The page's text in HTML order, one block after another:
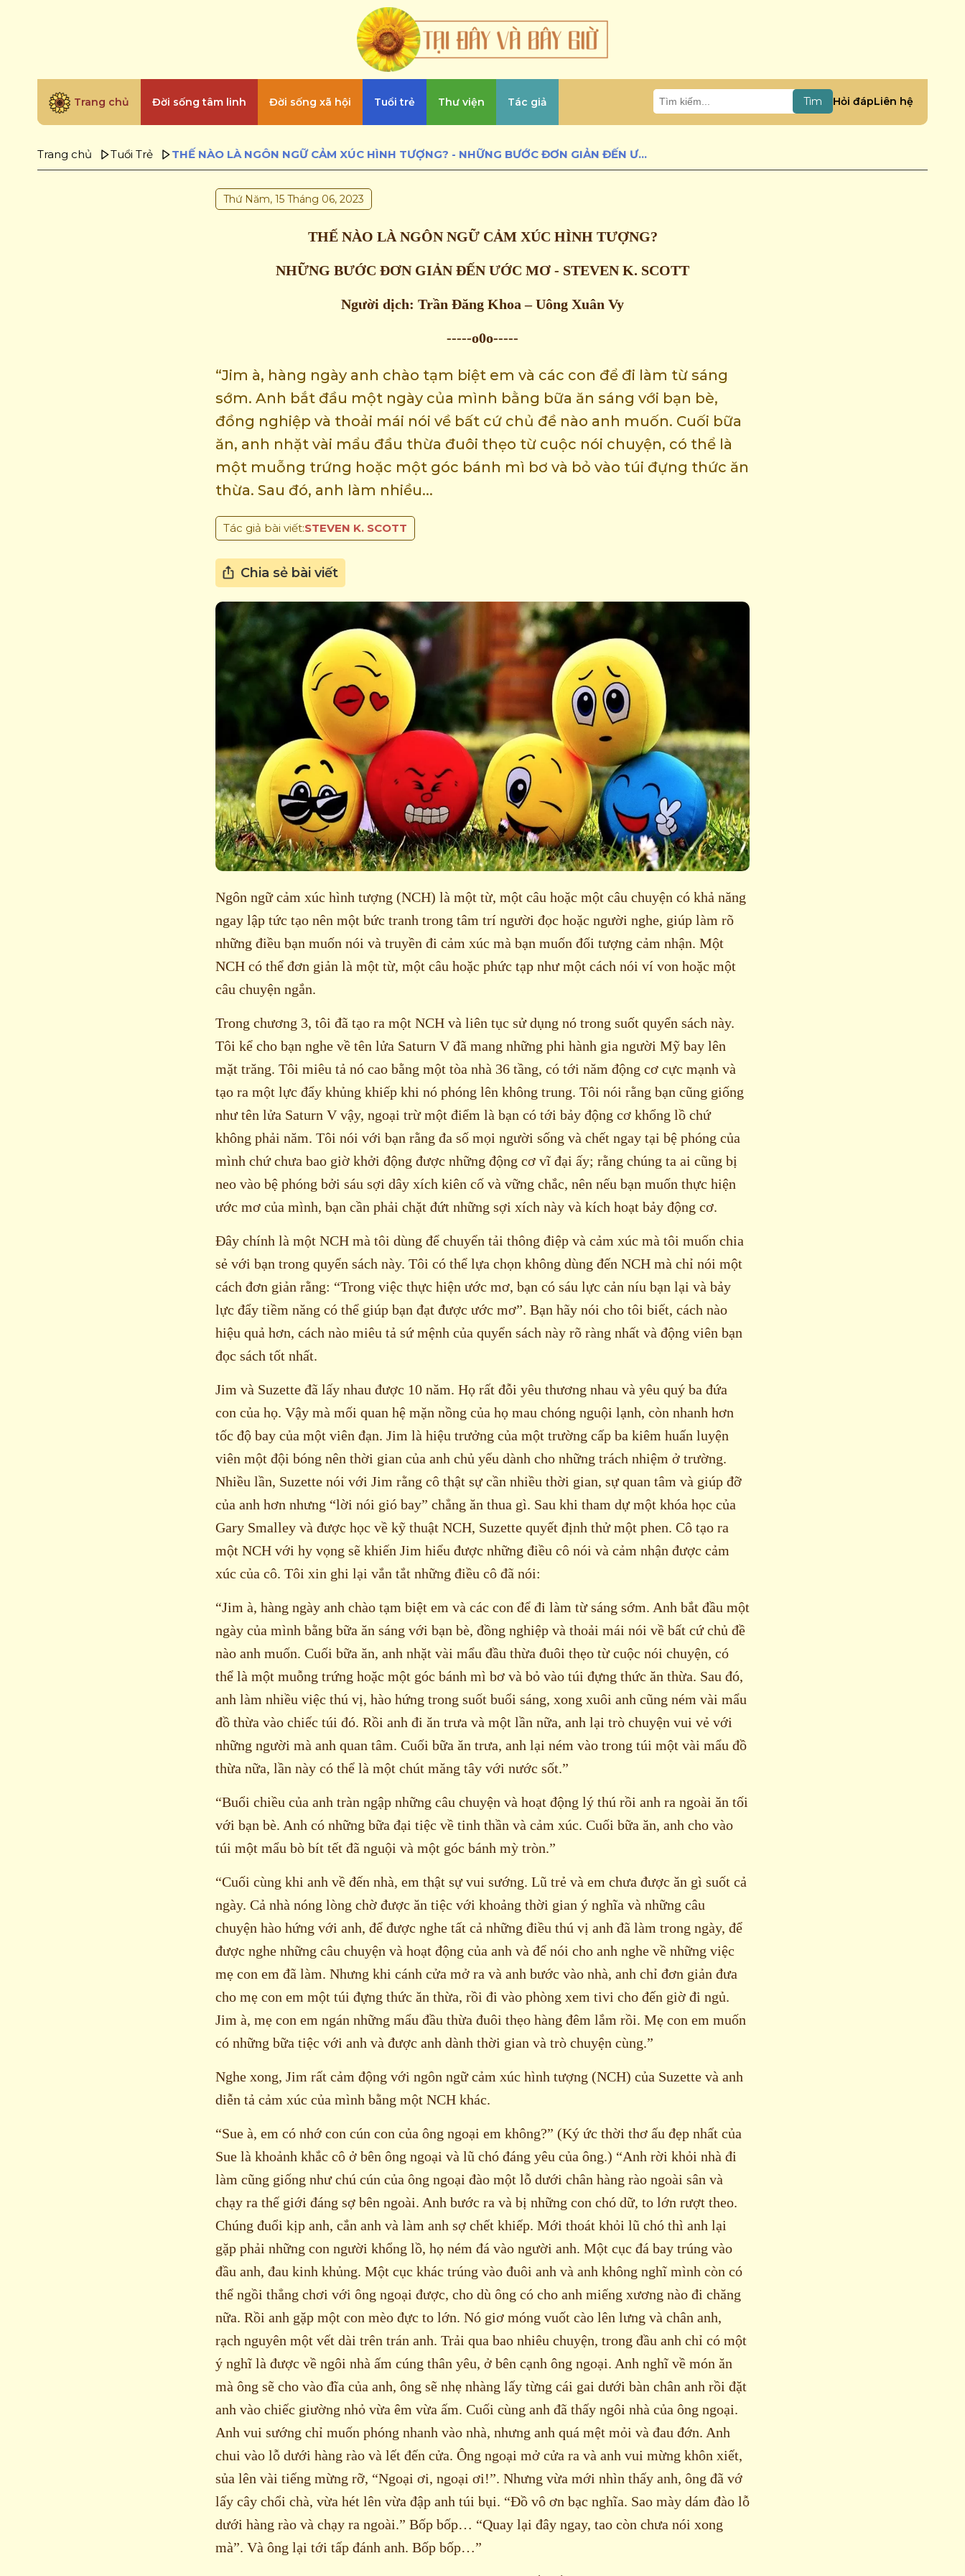
Trang chủ Đời sống tâm linh Đời sống xã hội Tuổi trẻ Thư viện Tác giả Tìm Hỏi đápLiên hệ
Trang chủ Tuổi Trẻ THẾ NÀO LÀ NGÔN NGỮ CẢM XÚC HÌNH TƯỢNG? - NHỮNG BƯỚC ĐƠN GIẢN ĐẾN ƯỚC MƠ - STEVEN K. SCOTT
Thứ Năm, 15 Tháng 06, 2023
THẾ NÀO LÀ NGÔN NGỮ CẢM XÚC HÌNH TƯỢNG?
NHỮNG BƯỚC ĐƠN GIẢN ĐẾN ƯỚC MƠ - STEVEN K. SCOTT
Người dịch: Trần Đăng Khoa – Uông Xuân Vy
-----o0o-----
“Jim à, hàng ngày anh chào tạm biệt em và các con để đi làm từ sáng
sớm. Anh bắt đầu một ngày của mình bằng bữa ăn sáng với bạn bè,
đồng nghiệp và thoải mái nói về bất cứ chủ đề nào anh muốn. Cuối bữa
ăn, anh nhặt vài mẩu đầu thừa đuôi thẹo từ cuộc nói chuyện, có thể là
một muỗng trứng hoặc một góc bánh mì bơ và bỏ vào túi đựng thức ăn
thừa. Sau đó, anh làm nhiều...
Tác giả bài viết:STEVEN K. SCOTT
Chia sẻ bài viết
Ngôn ngữ cảm xúc hình tượng (NCH) là một từ, một câu hoặc một câu chuyện có khả năng
ngay lập tức tạo nên một bức tranh trong tâm trí người đọc hoặc người nghe, giúp làm rõ
những điều bạn muốn nói và truyền đi cảm xúc mà bạn muốn đối tượng cảm nhận. Một
NCH có thể đơn giản là một từ, một câu hoặc phức tạp như một cách nói ví von hoặc một
câu chuyện ngắn.
Trong chương 3, tôi đã tạo ra một NCH và liên tục sử dụng nó trong suốt quyển sách này.
Tôi kể cho bạn nghe về tên lửa Saturn V đã mang những phi hành gia người Mỹ bay lên
mặt trăng. Tôi miêu tả nó cao bằng một tòa nhà 36 tầng, có tới năm động cơ cực mạnh và
tạo ra một lực đẩy khủng khiếp khi nó phóng lên không trung. Tôi nói rằng bạn cũng giống
như tên lửa Saturn V vậy, ngoại trừ một điểm là bạn có tới bảy động cơ khổng lồ chứ
không phải năm. Tôi nói với bạn rằng đa số mọi người sống và chết ngay tại bệ phóng của
mình chứ chưa bao giờ khởi động được những động cơ vĩ đại ấy; rằng chúng ta ai cũng bị
neo vào bệ phóng bởi sáu sợi dây xích kiên cố và vững chắc, nên nếu bạn muốn thực hiện
ước mơ của mình, bạn cần phải chặt đứt những sợi xích này và kích hoạt bảy động cơ.
Đây chính là một NCH mà tôi dùng để chuyển tải thông điệp và cảm xúc mà tôi muốn chia
sẻ với bạn trong quyển sách này. Tôi có thể lựa chọn không dùng đến NCH mà chỉ nói một
cách đơn giản rằng: “Trong việc thực hiện ước mơ, bạn có sáu lực cản níu bạn lại và bảy
lực đẩy tiềm năng có thể giúp bạn đạt được ước mơ”. Bạn hãy nói cho tôi biết, cách nào
hiệu quả hơn, cách nào miêu tả sứ mệnh của quyển sách này rõ ràng nhất và động viên bạn
đọc sách tốt nhất.
Jim và Suzette đã lấy nhau được 10 năm. Họ rất đỗi yêu thương nhau và yêu quý ba đứa
con của họ. Vậy mà mối quan hệ mặn nồng của họ mau chóng nguội lạnh, còn nhanh hơn
tốc độ bay của một viên đạn. Jim là hiệu trưởng của một trường cấp ba kiêm huấn luyện
viên một đội bóng nên thời gian của anh chủ yếu dành cho những trách nhiệm ở trường.
Nhiều lần, Suzette nói với Jim rằng cô thật sự cần nhiều thời gian, sự quan tâm và giúp đỡ
của anh hơn nhưng “lời nói gió bay” chẳng ăn thua gì. Sau khi tham dự một khóa học của
Gary Smalley và được học về kỹ thuật NCH, Suzette quyết định thử một phen. Cô tạo ra
một NCH với hy vọng sẽ khiến Jim hiểu được những điều cô nói và cảm nhận được cảm
xúc của cô. Tôi xin ghi lại vắn tắt những điều cô đã nói:
“Jim à, hàng ngày anh chào tạm biệt em và các con để đi làm từ sáng sớm. Anh bắt đầu một
ngày của mình bằng bữa ăn sáng với bạn bè, đồng nghiệp và thoải mái nói về bất cứ chủ đề
nào anh muốn. Cuối bữa ăn, anh nhặt vài mẩu đầu thừa đuôi thẹo từ cuộc nói chuyện, có
thể là một muỗng trứng hoặc một góc bánh mì bơ và bỏ vào túi đựng thức ăn thừa. Sau đó,
anh làm nhiều việc thú vị, hào hứng trong suốt buổi sáng, xong xuôi anh cũng ném vài mẩu
đồ thừa vào chiếc túi đó. Rồi anh đi ăn trưa và một lần nữa, anh lại trò chuyện vui vẻ với
những người mà anh quan tâm. Cuối bữa ăn trưa, anh lại ném vào trong túi một vài mẩu đồ
thừa nữa, lần này có thể là một chút măng tây với nước sốt.”
“Buổi chiều của anh tràn ngập những câu chuyện và hoạt động lý thú rồi anh ra ngoài ăn tối
với bạn bè. Anh có những bữa đại tiệc về tinh thần và cảm xúc. Cuối bữa ăn, anh cho vào
túi một mẩu bò bít tết đã nguội và một góc bánh mỳ tròn.”
“Cuối cùng khi anh về đến nhà, em thật sự vui sướng. Lũ trẻ và em chưa được ăn gì suốt cả
ngày. Cả nhà nóng lòng chờ được ăn tiệc với khoảng thời gian ý nghĩa và những câu
chuyện hào hứng với anh, để được nghe tất cả những điều thú vị anh đã làm trong ngày, để
được nghe những câu chuyện và hoạt động của anh và để nói cho anh nghe về những việc
mẹ con em đã làm. Nhưng khi cánh cửa mở ra và anh bước vào nhà, anh chỉ đơn giản đưa
cho mẹ con em một túi đựng thức ăn thừa, rồi đi vào phòng xem tivi cho đến giờ đi ngủ.
Jim à, mẹ con em ngán những mẩu đầu thừa đuôi thẹo hàng đêm lắm rồi. Mẹ con em muốn
có những bữa tiệc với anh và được anh dành thời gian và trò chuyện cùng.”
Nghe xong, Jim rất cảm động với ngôn ngữ cảm xúc hình tượng (NCH) của Suzette và anh
diễn tả cảm xúc của mình bằng một NCH khác.
“Sue à, em có nhớ con cún con của ông ngoại em không?” (Ký ức thời thơ ấu đẹp nhất của
Sue là khoảnh khắc cô ở bên ông ngoại và lũ chó đáng yêu của ông.) “Anh rời khỏi nhà đi
làm cũng giống như chú cún của ông ngoại đào một lỗ dưới chân hàng rào ngoài sân và
chạy ra thế giới đáng sợ bên ngoài. Anh bước ra và bị những con chó dữ, to lớn rượt theo.
Chúng đuổi kịp anh, cắn anh và làm anh sợ chết khiếp. Mới thoát khỏi lũ chó thì anh lại
gặp phải những con người khổng lồ, họ ném đá vào người anh. Một cục đá bay trúng vào
đầu anh, đau kinh khủng. Một cục khác trúng vào đuôi anh và anh không nghĩ mình còn có
thể ngồi thẳng chơi với ông ngoại được, cho dù ông có cho anh miếng xương nào đi chăng
nữa. Rồi anh gặp một con mèo đực to lớn. Nó giơ móng vuốt cào lên lưng và chân anh,
rạch nguyên một vết dài trên trán anh. Trải qua bao nhiêu chuyện, trong đầu anh chỉ có một
ý nghĩ là được về ngôi nhà ấm cúng thân yêu, ở bên cạnh ông ngoại. Anh nghĩ về món ăn
mà ông sẽ cho vào đĩa của anh, ông sẽ nhẹ nhàng lấy từng cái gai dưới bàn chân anh rồi đặt
anh vào chiếc giường nhỏ vừa êm vừa ấm. Cuối cùng anh đã thấy ngôi nhà của ông ngoại.
Anh vui sướng chỉ muốn phóng nhanh vào nhà, nhưng anh quá mệt mỏi và đau đớn. Anh
chui vào lỗ dưới hàng rào và lết đến cửa. Ông ngoại mở cửa ra và anh vui mừng khôn xiết,
sủa lên vài tiếng mừng rỡ, “Ngoại ơi, ngoại ơi!”. Nhưng vừa mới nhìn thấy anh, ông đã vớ
lấy cây chổi chà, vừa hét lên vừa đập anh túi bụi. “Đồ vô ơn bạc nghĩa. Sao mày dám đào lỗ
dưới hàng rào và chạy ra ngoài.” Bốp bốp… “Quay lại đây ngay, tao còn chưa nói xong
mà”. Và ông lại tới tấp đánh anh. Bốp bốp…”